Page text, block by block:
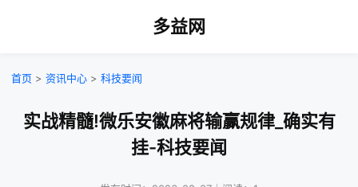
多益网
首页 > 资讯中心 > 科技要闻
实战精髓!微乐安徽麻将输赢规律_确实有
挂-科技要闻